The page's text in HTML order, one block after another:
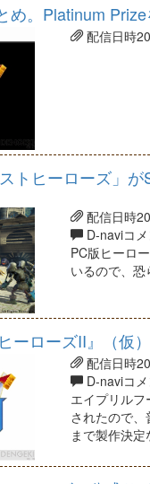
め。Platinum
配信日時
トヒーローズ」
配信日時
D-naviコメ
PC版ヒーロ
いるので、恐
ーローズII』（仮
配信日時
D-naviコメ
エイプリル
されたので、
まで製作決